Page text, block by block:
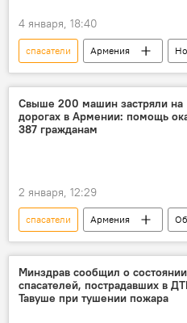
4 января, 18:40
спасатели Армения
Общество
машины
Свыше 200 машин застряли на
дорогах в Армении: помощь
387 гражданам
2 января, 12:29
спасатели Армения
Новости Армения
Минздрав сообщил о состоянии
спасателей, пострадавших в
Тавуше при тушении пожара